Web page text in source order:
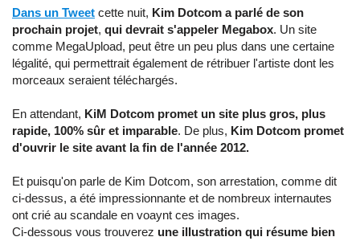
Dans un Tweet cette nuit, Kim Dotcom a parlé de son
prochain projet, qui devrait s'appeler Megabox. Un site
comme MegaUpload, peut être un peu plus dans une certaine
légalité, qui permettrait également de rétribuer l'artiste dont les
morceaux seraient téléchargés.
En attendant, KiM Dotcom promet un site plus gros, plus
rapide, 100% sûr et imparable. De plus, Kim Dotcom promet
d'ouvrir le site avant la fin de l'année 2012.
Et puisqu'on parle de Kim Dotcom, son arrestation, comme dit
ci-dessus, a été impressionnante et de nombreux internautes
ont crié au scandale en voaynt ces images.
Ci-dessous vous trouverez une illustration qui résume bien